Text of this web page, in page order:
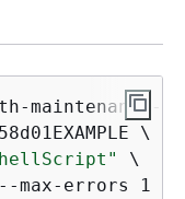
maintenance-
\
\
max-errors 1